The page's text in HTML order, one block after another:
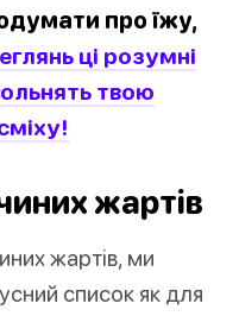
про їжу,
ці розумні
твою
жартів
жартів, ми
список як для